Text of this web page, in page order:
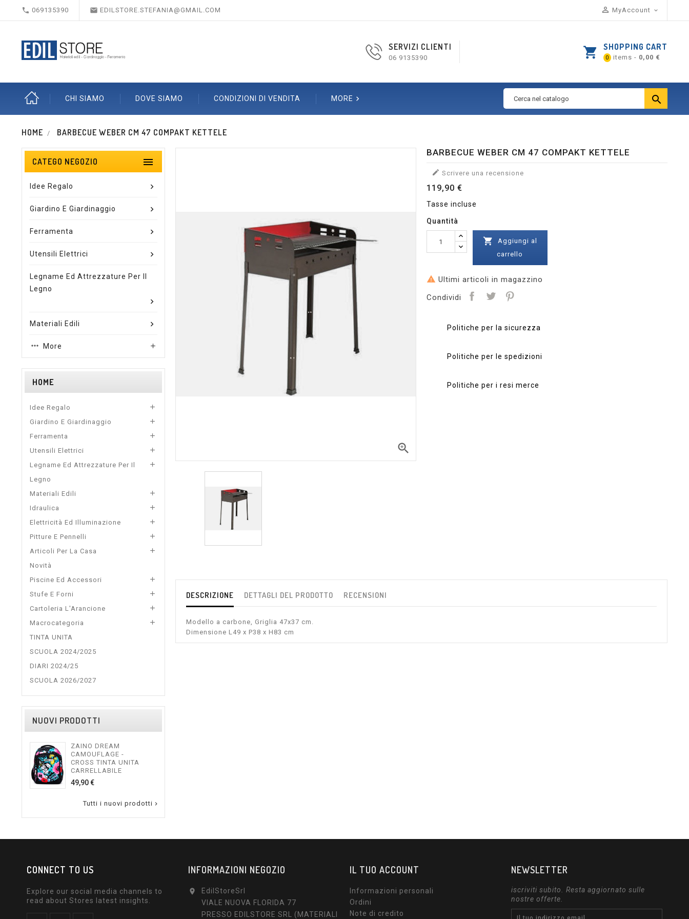
 069135390  EDILSTORE.STEFANIA@GMAIL.COM  MyAccount 
shopping_cart SHOPPING CART
0 items - 0,00 €
SERVIZI CLIENTI
06 9135390
CHI SIAMO DOVE SIAMO CONDIZIONI DI VENDITA MORE  
HOME BARBECUE WEBER CM 47 COMPAKT KETTELE
CATEGO NEGOZIO 
Idee Regalo
Giardino E Giardinaggio
Ferramenta
Utensili Elettrici
Legname Ed Attrezzature Per Il
Legno
Materiali Edili
More 
HOME
Idee Regalo

Giardino E Giardinaggio

Ferramenta

Utensili Elettrici

Legname Ed Attrezzature Per Il
Legno

Materiali Edili

Idraulica

Elettricità Ed Illuminazione

Pitture E Pennelli

Articoli Per La Casa

Novità
Piscine Ed Accessori

Stufe E Forni

Cartoleria L'Arancione

Macrocategoria

TINTA UNITA
SCUOLA 2024/2025
DIARI 2024/25
SCUOLA 2026/2027
NUOVI PRODOTTI
ZAINO DREAM
CAMOUFLAGE -
CROSS TINTA UNITA
CARRELLABILE
49,90 €Prezzo
Tutti i nuovi prodotti 

BARBECUE WEBER CM 47 COMPAKT KETTELE
 Scrivere una recensione
119,90 €
Tasse incluse
Quantità

Aggiungi al
carrello
 Ultimi articoli in magazzino
Condividi
Politiche per la sicurezza
Politiche per le spedizioni
Politiche per i resi merce
DESCRIZIONE DETTAGLI DEL PRODOTTO RECENSIONI
Modello a carbone, Griglia 47x37 cm.
Dimensione L49 x P38 x H83 cm
CONNECT TO US
Explore our social media channels to
read about Stores latest insights.
INFORMAZIONI NEGOZIO

EdilStoreSrl
VIALE NUOVA FLORIDA 77
PRESSO EDILSTORE SRL (MATERIALI
IL TUO ACCOUNT
Informazioni personali
Ordini
Note di credito
NEWSLETTER
iscriviti subito. Resta aggiornato sulle
nostre offerte.